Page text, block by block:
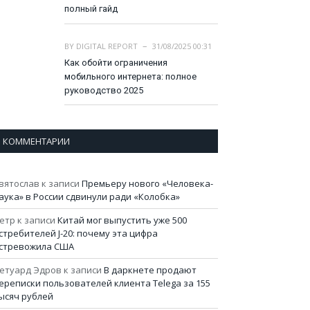
полный гайд
BY DIGITAL REPORT
31/08/2025 00:31
Как обойти ограничения
мобильного интернета: полное
руководство 2025
КОММЕНТАРИИ
к записи Премьеру нового «Человека-
в России сдвинули ради «Колобка»
к записи Китай мог выпустить уже 500
J-20: почему эта цифра
США
Эдров к записи В даркнете продают
пользователей клиента Telega за 155
рублей